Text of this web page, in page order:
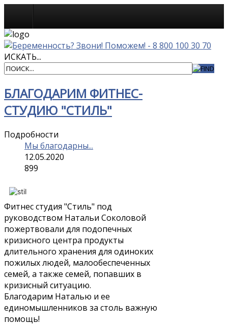
Мы благодарны...
ИСКАТЬ...
БЛАГОДАРИМ ФИТНЕС-
СТУДИЮ "СТИЛЬ"
Подробности
Мы благодарны...
12.05.2020
899
Фитнес студия "Стиль" под
руководством Натальи Соколовой
пожертвовали для подопечных
кризисного центра продукты
длительного хранения для одиноких
пожилых людей, малообеспеченных
семей, а также семей, попавших в
кризисный ситуацию.
Благодарим Наталью и ее
единомышленников за столь важную
помощь!